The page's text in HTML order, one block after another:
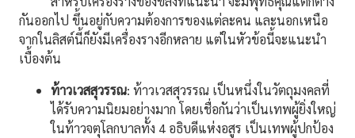
กันออกไป ขึ้นอยู่กับความต้องการของแต่ละคน และนอกเหนือ
จากในลิสต์นี้ก็ยังมีเครื่องรางอีกหลาย แต่ในหัวข้อนี้จะแนะนำ
เบื้องต้น
ท้าวเวสสุวรรณ: ท้าวเวสสุวรรณ เป็นหนึ่งในวัตถุมงคลที่
ได้รับความนิยมอย่างมาก โดยเชื่อกันว่าเป็นเทพผู้ยิ่งใหญ่
ในท้าวจตุโลกบาลทั้ง 4 อธิบดีแห่งอสูร เป็นเทพผู้ปกป้อง